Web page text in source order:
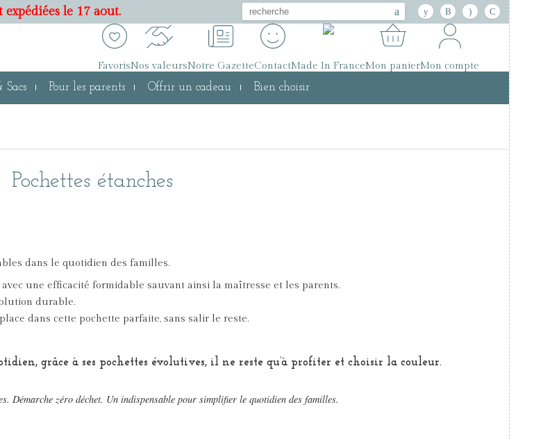
le 17 aout.
FavorisNos valeursNotre GazetteContactMade In FranceMon panierMon compte
Sacs Pour les parents Offrir un cadeau Bien choisir
Pochettes étanches
dans le quotidien des familles.
avec une efficacité formidable sauvant ainsi la maîtresse et les parents.
durable.
dans cette pochette parfaite, sans salir le reste.
grâce à ses pochettes évolutives, il ne reste qu’à profiter et choisir la couleur.
Démarche zéro déchet. Un indispensable pour simplifier le quotidien des familles.